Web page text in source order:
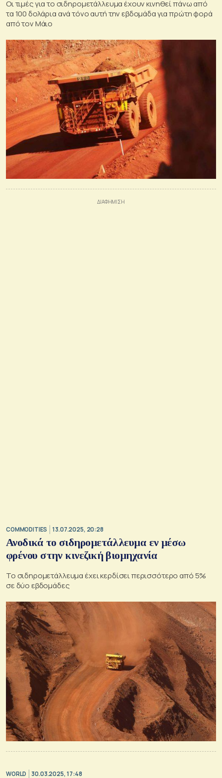
Οι τιμές για το σιδηρομετάλλευμα έχουν κινηθεί πάνω από
τα 100 δολάρια ανά τόνο αυτή την εβδομάδα για πρώτη φορά
από τον Μάιο
COMMODITIES 13.07.2025, 20:28
Ανοδικά το σιδηρομετάλλευμα εν μέσω
φρένου στην κινεζική βιομηχανία
Το σιδηρομετάλλευμα έχει κερδίσει περισσότερο από 5%
σε δύο εβδομάδες
WORLD 30.03.2025, 17:48